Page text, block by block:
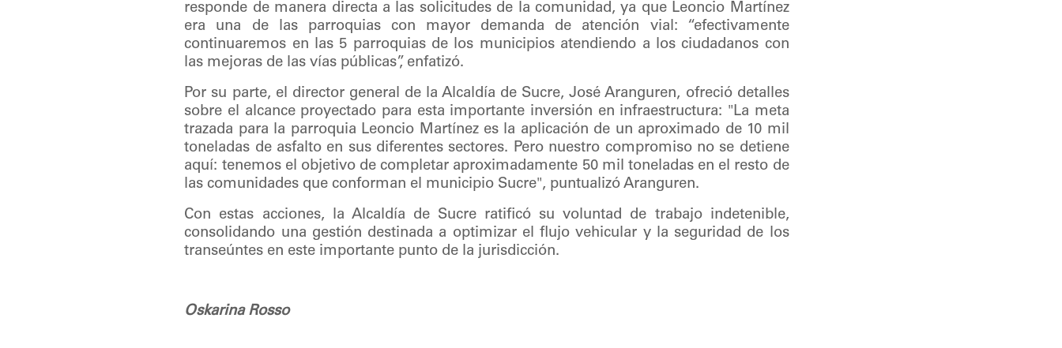
responde de manera directa a las solicitudes de la comunidad, ya que Leoncio Martínez
era una de las parroquias con mayor demanda de atención vial: “efectivamente
continuaremos en las 5 parroquias de los municipios atendiendo a los ciudadanos con
las mejoras de las vías públicas”, enfatizó.
Por su parte, el director general de la Alcaldía de Sucre, José Aranguren, ofreció detalles
sobre el alcance proyectado para esta importante inversión en infraestructura: "La meta
trazada para la parroquia Leoncio Martínez es la aplicación de un aproximado de 10 mil
toneladas de asfalto en sus diferentes sectores. Pero nuestro compromiso no se detiene
aquí: tenemos el objetivo de completar aproximadamente 50 mil toneladas en el resto de
las comunidades que conforman el municipio Sucre", puntualizó Aranguren.
Con estas acciones, la Alcaldía de Sucre ratificó su voluntad de trabajo indetenible,
consolidando una gestión destinada a optimizar el flujo vehicular y la seguridad de los
transeúntes en este importante punto de la jurisdicción.
Oskarina Rosso